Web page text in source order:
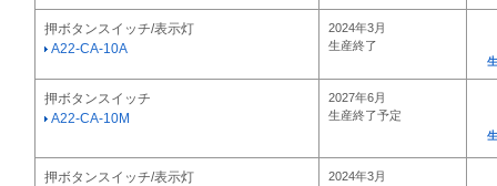
押ボタンスイッチ/表示灯
A22-CA-10A
2024年3月
生産終了
押ボタンスイッチ
A22-CA-10M
2027年6月
生産終了予定
押ボタンスイッチ/表示灯
2024年3月